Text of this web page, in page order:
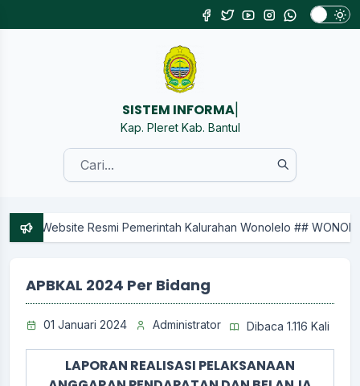
SIST|
Kap. Pleret Kab. Bantul
Pemerintah Kalurahan Wonolelo ## WONOLELO KARTO
APBKAL 2024 Per Bidang
01 Januari 2024 Administrator Dibaca 1.116 Kali
LAPORAN REALISASI PELAKSANAAN